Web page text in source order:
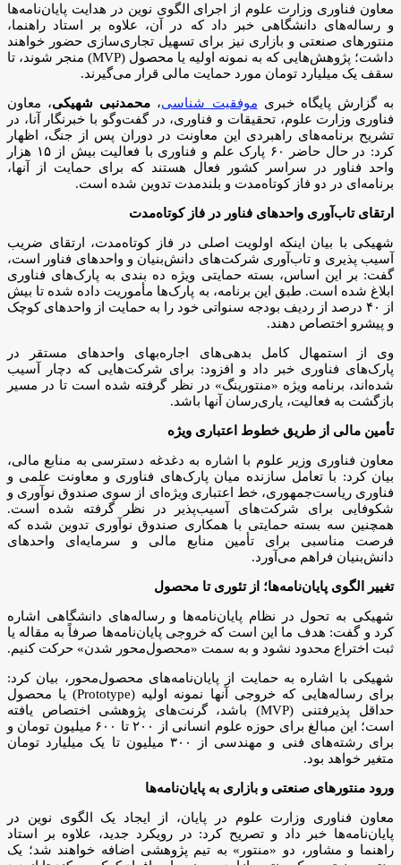
معاون فناوری وزارت علوم از اجرای الگوی نوین در هدایت پایان‌نامه‌ها
و رساله‌های دانشگاهی خبر داد که در آن، علاوه بر استاد راهنما،
منتورهای صنعتی و بازاری نیز برای تسهیل تجاری‌سازی حضور خواهند
داشت؛ پژوهش‌هایی که به نمونه اولیه یا محصول (MVP) منجر شوند، تا
سقف یک میلیارد تومان مورد حمایت مالی قرار می‌گیرند.
به گزارش پایگاه خبری موفقیت شناسی، محمدنبی شهیکی، معاون
فناوری وزارت علوم، تحقیقات و فناوری، در گفت‌و‌گو با خبرنگار آنا، در
تشریح برنامه‌های راهبردی این معاونت در دوران پس از جنگ، اظهار
کرد: در حال حاضر ۶۰ پارک علم و فناوری با فعالیت بیش از ۱۵ هزار
واحد فناور در سراسر کشور فعال هستند که برای حمایت از آنها،
برنامه‌ای در دو فاز کوتاه‌مدت و بلندمدت تدوین شده است.
ارتقای تاب‌آوری واحد‌های فناور در فاز کوتاه‌مدت
شهیکی با بیان اینکه اولویت اصلی در فاز کوتاه‌مدت، ارتقای ضریب
آسیب پذیری و تاب‌آوری شرکت‌های دانش‌بنیان و واحد‌های فناور است،
گفت: بر این اساس، بسته حمایتی ویژه ده بندی به پارک‌های فناوری
ابلاغ شده است. طبق این برنامه، به پارک‌ها مأموریت داده شده تا بیش
از ۴۰ درصد از ردیف بودجه سنواتی خود را به حمایت از واحد‌های کوچک
و پیشرو اختصاص دهند.
وی از استمهال کامل بدهی‌های اجاره‌بهای واحد‌های مستقر در
پارک‌های فناوری خبر داد و افزود: برای شرکت‌هایی که دچار آسیب
شده‌اند، برنامه ویژه «منتورینگ» در نظر گرفته شده است تا در مسیر
بازگشت به فعالیت، یاری‌رسان آنها باشد.
تأمین مالی از طریق خطوط اعتباری ویژه
معاون فناوری وزیر علوم با اشاره به دغدغه دسترسی به منابع مالی،
بیان کرد: با تعامل سازنده میان پارک‌های فناوری و معاونت علمی و
فناوری ریاست‌جمهوری، خط اعتباری ویژه‌ای از سوی صندوق نوآوری و
شکوفایی برای شرکت‌های آسیب‌پذیر در نظر گرفته شده است.
همچنین سه بسته حمایتی با همکاری صندوق نوآوری تدوین شده که
فرصت مناسبی برای تأمین منابع مالی و سرمایه‌ای واحد‌های
دانش‌بنیان فراهم می‌آورد.
تغییر الگوی پایان‌نامه‌ها؛ از تئوری تا محصول
شهیکی به تحول در نظام پایان‌نامه‌ها و رساله‌های دانشگاهی اشاره
کرد و گفت: هدف ما این است که خروجی پایان‌نامه‌ها صرفاً به مقاله یا
ثبت اختراع محدود نشود و به سمت «محصول‌محور شدن» حرکت کنیم.
شهیکی با اشاره به حمایت از پایان‌نامه‌های محصول‌محور، بیان کرد:
برای رساله‌هایی که خروجی آنها نمونه اولیه (Prototype) یا محصول
حداقل پذیرفتنی (MVP) باشد، گرنت‌های پژوهشی اختصاص یافته
است؛ این مبالغ برای حوزه علوم انسانی از ۲۰۰ تا ۶۰۰ میلیون تومان و
برای رشته‌های فنی و مهندسی از ۳۰۰ میلیون تا یک میلیارد تومان
متغیر خواهد بود.
ورود منتور‌های صنعتی و بازاری به پایان‌نامه‌ها
معاون فناوری وزارت علوم در پایان، از ایجاد یک الگوی نوین در
پایان‌نامه‌ها خبر داد و تصریح کرد: در رویکرد جدید، علاوه بر استاد
راهنما و مشاور، دو «منتور» به تیم پژوهشی اضافه خواهند شد؛ یک